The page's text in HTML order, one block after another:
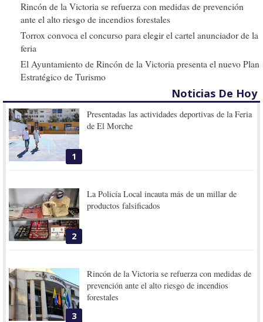
Rincón de la Victoria se refuerza con medidas de prevención
ante el alto riesgo de incendios forestales
Torrox convoca el concurso para elegir el cartel anunciador de la
feria
El Ayuntamiento de Rincón de la Victoria presenta el nuevo Plan
Estratégico de Turismo
Noticias De Hoy
1
Presentadas las actividades deportivas de la Feria
de El Morche
2
La Policía Local incauta más de un millar de
productos falsificados
3
Rincón de la Victoria se refuerza con medidas de
prevención ante el alto riesgo de incendios
forestales